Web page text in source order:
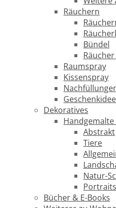
Räuchern
Bündel
Raumspray
Kissenspray
Dekoratives
Abstrakt
Tiere
Natur-
Portraits
Bücher & E-Books